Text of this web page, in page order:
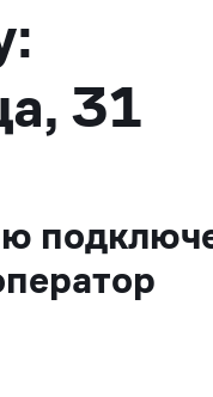
31